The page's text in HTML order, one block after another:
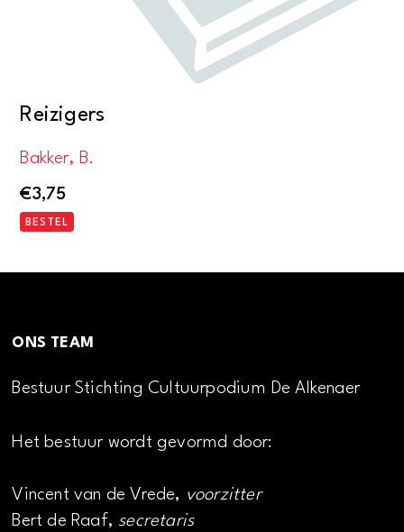
Reizigers
Bakker, B.
€3,75
BESTEL
ONS TEAM
Bestuur Stichting Cultuurpodium De Alkenaer
Het bestuur wordt gevormd door:
Vincent van de Vrede, voorzitter
Bert de Raaf, secretaris